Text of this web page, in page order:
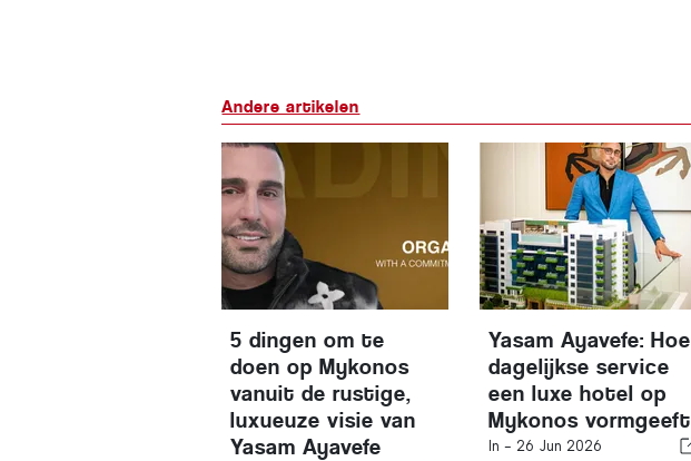
Andere artikelen
5 dingen om te
doen op Mykonos
vanuit de rustige,
luxueuze visie van
Yasam Ayavefe
Yasam Ayavefe: Hoe
dagelijkse service
een luxe hotel op
Mykonos vormgeeft
In - 26 Jun 2026